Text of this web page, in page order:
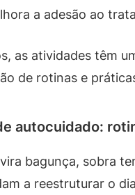
a adesão ao
as atividades têm
de rotinas e
autocuidado:
bagunça, sobra
a reestruturar o